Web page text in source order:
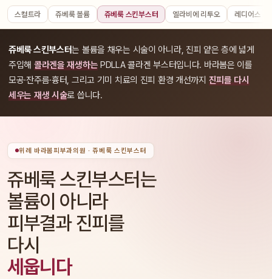
스컬트라 쥬베룩 볼륨 쥬베룩 스킨부스터 엘라비에 리투오 레디어스
쥬베룩 스킨부스터는 볼륨을 채우는 시술이 아니라, 진피 얕은 층에 넓게
주입해 콜라겐을 재생하는 PDLLA 콜라겐 부스터입니다. 바라봄은 이를
모공·잔주름·흉터, 그리고 기미 치료의 진피 환경 개선까지 진피를 다시
세우는 재생 시술로 씁니다.
위례 바라봄피부과의원 · 쥬베룩 스킨부스터
쥬베룩 스킨부스터는
볼륨이 아니라
피부결과 진피를
다시
세웁니다